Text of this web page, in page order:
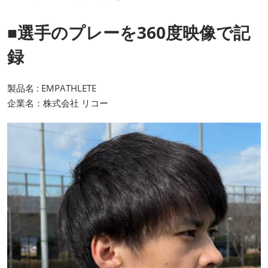
■選手のプレーを360度映像で記
録
製品名 : EMPATHLETE
企業名：株式会社 リコー